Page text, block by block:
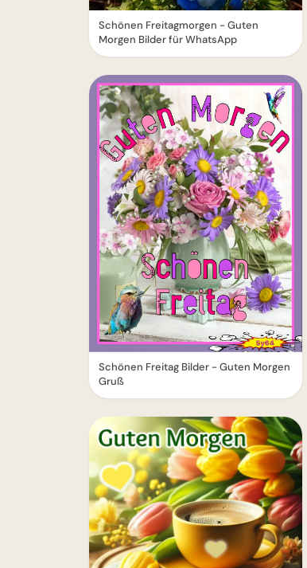
Schönen Freitagmorgen - Guten
Morgen Bilder für WhatsApp
Schönen Freitag Bilder - Guten Morgen
Gruß